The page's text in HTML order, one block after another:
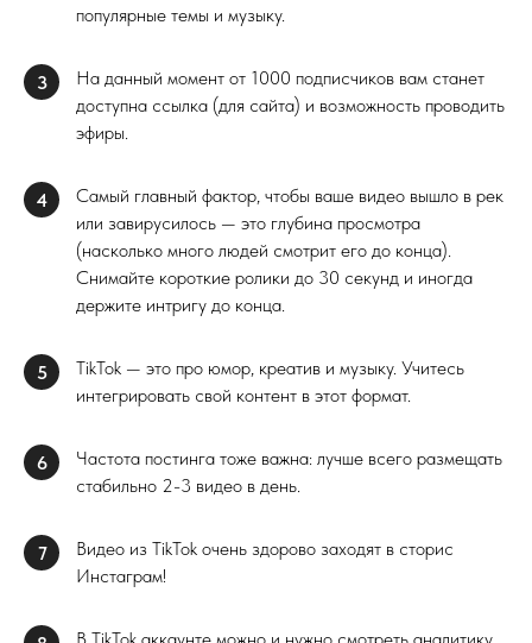
популярные темы и музыку.
3
На данный момент от 1000 подписчиков вам станет
доступна ссылка (для сайта) и возможность проводить
эфиры.
4
Самый главный фактор, чтобы ваше видео вышло в рек
или завирусилось — это глубина просмотра
(насколько много людей смотрит его до конца).
Снимайте короткие ролики до 30 секунд и иногда
держите интригу до конца.
5
TikTok — это про юмор, креатив и музыку. Учитесь
интегрировать свой контент в этот формат.
6
Частота постинга тоже важна: лучше всего размещать
стабильно 2-3 видео в день.
7
Видео из TikTok очень здорово заходят в сторис
Инстаграм!
В TikTok аккаунте можно и нужно смотреть аналитику